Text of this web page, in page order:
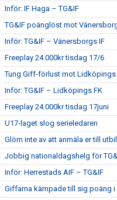
Inför: IF Haga – TG&IF
TG&IF poänglöst mot
Inför: TG&IF – Vänersborgs IF
Freeplay 24.000kr tisdag 17/6
Tung Giff-förlust mot Lidköpings
Inför: TG&IF – Lidköpings FK
Freeplay 24.000kr tisdag 17juni
U17-laget slog serieledaren
Glöm inte av att anmäla er till
Jobbig nationaldagshelg för
Inför: Herrestads AIF – TG&IF
Giffarna kämpade till sig poäng i